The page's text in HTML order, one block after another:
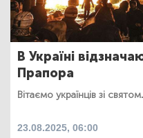
В Україні
Прапора
Вітаємо українців зі
23.08.2025, 06:00